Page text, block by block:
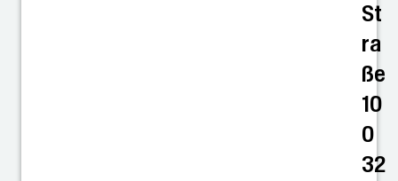
St
ra
ße
10
0
32